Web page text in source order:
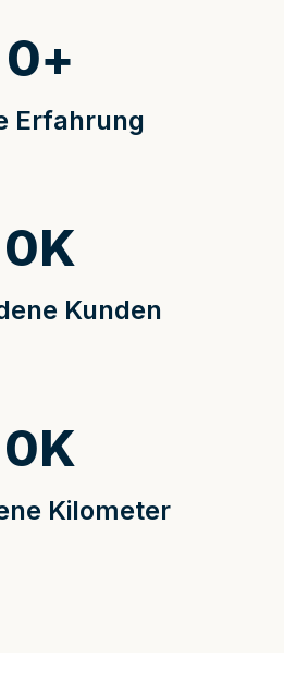
Erfahrung
0+
Kunden
0K
Kilometer
0K